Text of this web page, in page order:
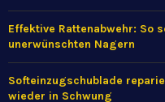
Effektive Rattenabwehr: So
unerwünschten Nagern
Softeinzugschublade
wieder in Schwung